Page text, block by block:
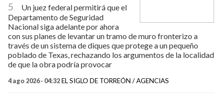
5
Un juez federal permitirá que el
Departamento de Seguridad
Nacional siga adelante por ahora
con sus planes de levantar un tramo de muro fronterizo a
través de un sistema de diques que protege a un pequeño
poblado de Texas, rechazando los argumentos de la localidad
de que la obra podría provocar
4 ago 2026 - 04:32EL SIGLO DE TORREÓN / AGENCIAS